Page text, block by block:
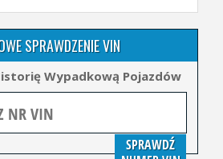
SPRAWDZENIE VIN
Wypadkową Pojazdów
SPRAWDŹ